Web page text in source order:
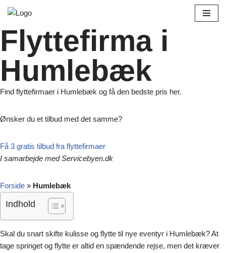
til
indhold
Flyttefirma i
Humlebæk
Find flyttefirmaer i Humlebæk og få den bedste pris her.
Ønsker du et tilbud med det samme?
Få 3 gratis tilbud fra flyttefirmaer
I samarbejde med Servicebyen.dk
Forside » Humlebæk
Indhold
Skal du snart skifte kulisse og flytte til nye eventyr i Humlebæk? At
tage springet og flytte er altid en spændende rejse, men det kræver